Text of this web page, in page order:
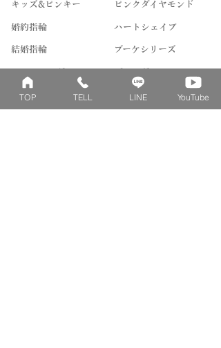
キッズ&ピンキー ピンクダイヤモンド
婚約指輪 ハートシェイプ
結婚指輪 ブーケシリーズ
プロポーズリング ​ナチュール
TOP TELL LINE YouTube